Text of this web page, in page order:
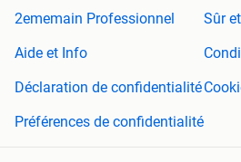
2ememain Professionnel
Sûr
Aide et Info
Déclaration de confidentialité
Préférences de confidentialité